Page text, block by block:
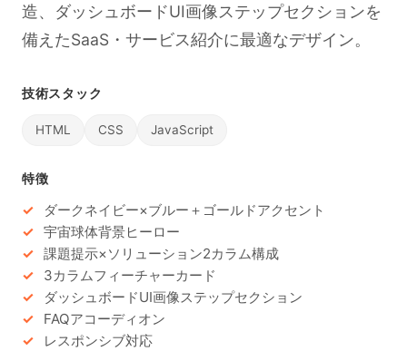
造、ダッシュボードUI画像ステップセクションを
備えたSaaS・サービス紹介に最適なデザイン。
技術スタック
HTML CSS JavaScript
特徴
ダークネイビー×ブルー＋ゴールドアクセント
宇宙球体背景ヒーロー
課題提示×ソリューション2カラム構成
3カラムフィーチャーカード
ダッシュボードUI画像ステップセクション
FAQアコーディオン
レスポンシブ対応